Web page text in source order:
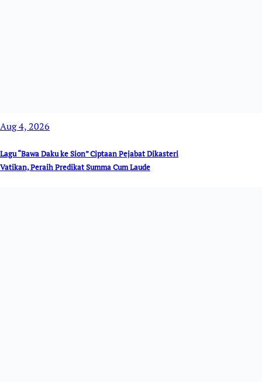
Aug 4, 2026
Lagu “Bawa Daku ke Sion” Ciptaan Pejabat Dikasteri
Vatikan, Peraih Predikat Summa Cum Laude